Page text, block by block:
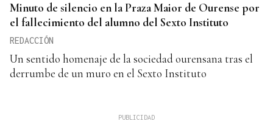
Minuto de silencio en la Praza Maior de Ourense por
el fallecimiento del alumno del Sexto Instituto
REDACCIÓN
Un sentido homenaje de la sociedad ourensana tras el
derrumbe de un muro en el Sexto Instituto